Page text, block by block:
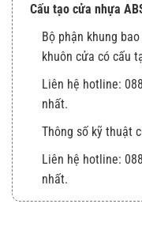
Cấu tạo cửa nhựa
Bộ phận khung
khuôn cửa có cấu
Liên hệ hotline:
nhất.
Thông số kỹ thuật
Liên hệ hotline:
nhất.
Ưu điểm cửa